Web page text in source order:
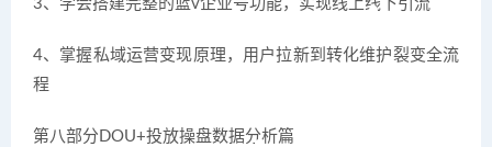
3、学会搭建完整的蓝v企业号功能，实现线上线下引流
4、掌握私域运营变现原理，用户拉新到转化维护裂变全流
程
第八部分DOU+投放操盘数据分析篇